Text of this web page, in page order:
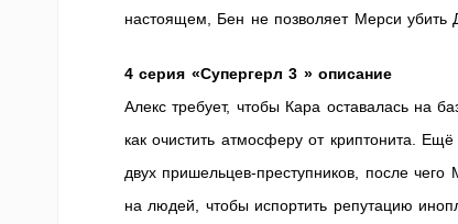
настоящем, Бен не позволяет Мерси убить
4 серия «Супергерл 3 » описание
Алекс требует, чтобы Кара оставалась на
как очистить атмосферу от криптонита.
двух пришельцев-преступников, после
на людей, чтобы испортить репутацию